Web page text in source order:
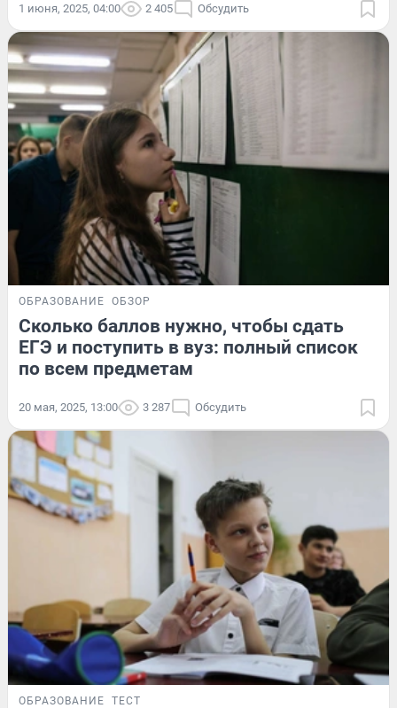
1 июня, 2025, 04:00 2 405 Обсудить
ОБРАЗОВАНИЕ ОБЗОР
Сколько баллов нужно, чтобы сдать
ЕГЭ и поступить в вуз: полный список
по всем предметам
20 мая, 2025, 13:00 3 287 Обсудить
ОБРАЗОВАНИЕ ТЕСТ